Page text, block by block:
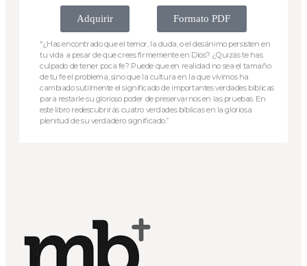
Adquirir Formato PDF
“¿Has encontrado que el temor, la duda, o el desánimo persisten en
tu vida a pesar de que crees firmemente en Dios? ¿Quizás te has
culpado de tener poca fe? Puede que en realidad no sea el tamaño
de tu fe el problema, sino que la cultura en la que vivimos ha
cambiado sutilmente el significado de importantes verdades bíblicas
para restarle su glorioso poder de preservarnos en las pruebas. En
este libro redescubrirás cuatro verdades bíblicas en la gloriosa
plenitud de su verdadero significado.”